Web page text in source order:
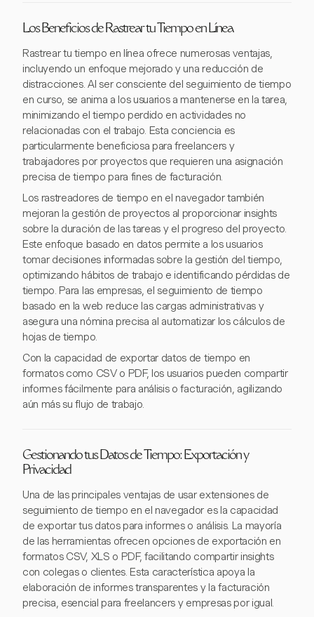
Los Beneficios de Rastrear tu Tiempo en Línea
Rastrear tu tiempo en línea ofrece numerosas ventajas,
incluyendo un enfoque mejorado y una reducción de
distracciones. Al ser consciente del seguimiento de tiempo
en curso, se anima a los usuarios a mantenerse en la tarea,
minimizando el tiempo perdido en actividades no
relacionadas con el trabajo. Esta conciencia es
particularmente beneficiosa para freelancers y
trabajadores por proyectos que requieren una asignación
precisa de tiempo para fines de facturación.
Los rastreadores de tiempo en el navegador también
mejoran la gestión de proyectos al proporcionar insights
sobre la duración de las tareas y el progreso del proyecto.
Este enfoque basado en datos permite a los usuarios
tomar decisiones informadas sobre la gestión del tiempo,
optimizando hábitos de trabajo e identificando pérdidas de
tiempo. Para las empresas, el seguimiento de tiempo
basado en la web reduce las cargas administrativas y
asegura una nómina precisa al automatizar los cálculos de
hojas de tiempo.
Con la capacidad de exportar datos de tiempo en
formatos como CSV o PDF, los usuarios pueden compartir
informes fácilmente para análisis o facturación, agilizando
aún más su flujo de trabajo.
Gestionando tus Datos de Tiempo: Exportación y
Privacidad
Una de las principales ventajas de usar extensiones de
seguimiento de tiempo en el navegador es la capacidad
de exportar tus datos para informes o análisis. La mayoría
de las herramientas ofrecen opciones de exportación en
formatos CSV, XLS o PDF, facilitando compartir insights
con colegas o clientes. Esta característica apoya la
elaboración de informes transparentes y la facturación
precisa, esencial para freelancers y empresas por igual.